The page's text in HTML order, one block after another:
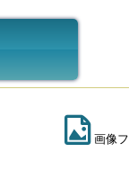
画像